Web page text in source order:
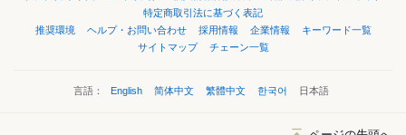
特定商取引法に基づく表記
推奨環境
ヘルプ・お問い合わせ 採用情報 企業情報
キーワード一覧
サイトマップ
チェーン一覧
言語： English 简体中文 繁體中文 한국어 日本語